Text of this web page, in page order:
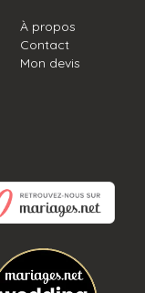
À propos
Contact
Mon devis